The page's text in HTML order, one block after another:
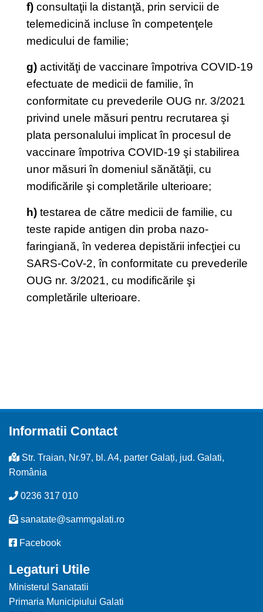
f) consultaţii la distanţă, prin servicii de
telemedicină incluse în competenţele
medicului de familie;
g) activităţi de vaccinare împotriva COVID-19
efectuate de medicii de familie, în
conformitate cu prevederile OUG nr. 3/2021
privind unele măsuri pentru recrutarea şi
plata personalului implicat în procesul de
vaccinare împotriva COVID-19 şi stabilirea
unor măsuri în domeniul sănătăţii, cu
modificările şi completările ulterioare;
h) testarea de către medicii de familie, cu
teste rapide antigen din proba nazo-
faringiană, în vederea depistării infecţiei cu
SARS-CoV-2, în conformitate cu prevederile
OUG nr. 3/2021, cu modificările şi
completările ulterioare.
Informatii Contact
Str. Traian, Nr.97, bl. A4, parter Galați, jud. Galati,
România
0236 317 010
sanatate@sammgalati.ro
Facebook
Legaturi Utile
Ministerul Sanatatii
Primaria Municipiului Galati